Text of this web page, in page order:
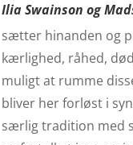
Ilia Swainson og
sætter hinanden og
kærlighed, råhed,
muligt at rumme
bliver her forløst i
særlig tradition med